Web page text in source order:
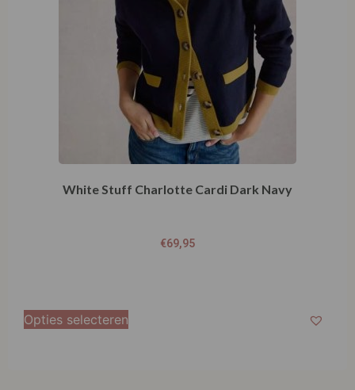
White Stuff Charlotte Cardi Dark Navy
€69,95
Opties selecteren